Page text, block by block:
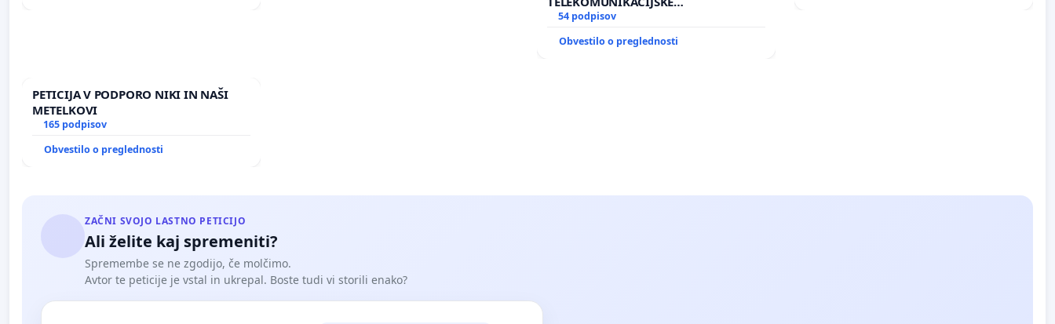
INFRASTRUKTURE IN DODATNIH
ANTEN V GRADIŠČAKU
54 podpisov
Obvestilo o preglednosti
PETICIJA V PODPORO NIKI IN NAŠI
METELKOVI
165 podpisov
Obvestilo o preglednosti
ZAČNI SVOJO LASTNO PETICIJO
Ali želite kaj spremeniti?
Spremembe se ne zgodijo, če molčimo.
Avtor te peticije je vstal in ukrepal. Boste tudi vi storili enako?